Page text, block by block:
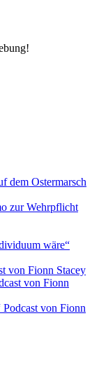
Umgebung!
dem Ostermarsch
zur Wehrpflicht
wäre“
von Fionn Stacey
von Fionn
von Fionn